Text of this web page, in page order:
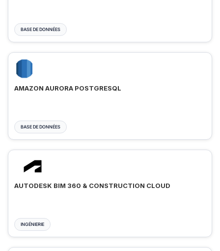
BASE DE DONNÉES
AMAZON AURORA POSTGRESQL
BASE DE DONNÉES
AUTODESK BIM 360 & CONSTRUCTION CLOUD
INGÉNIERIE